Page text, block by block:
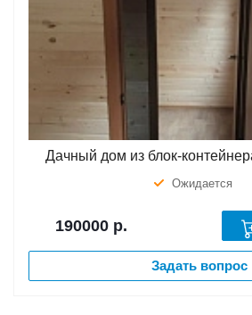
Дачный дом из блок-
Ожидается
190000 р.
Задать вопрос